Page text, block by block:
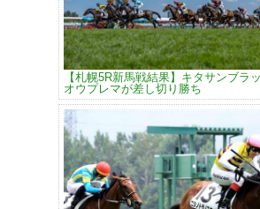
【札幌5R新馬戦結果】キタサンブラ
オウプレマが差し切り勝ち